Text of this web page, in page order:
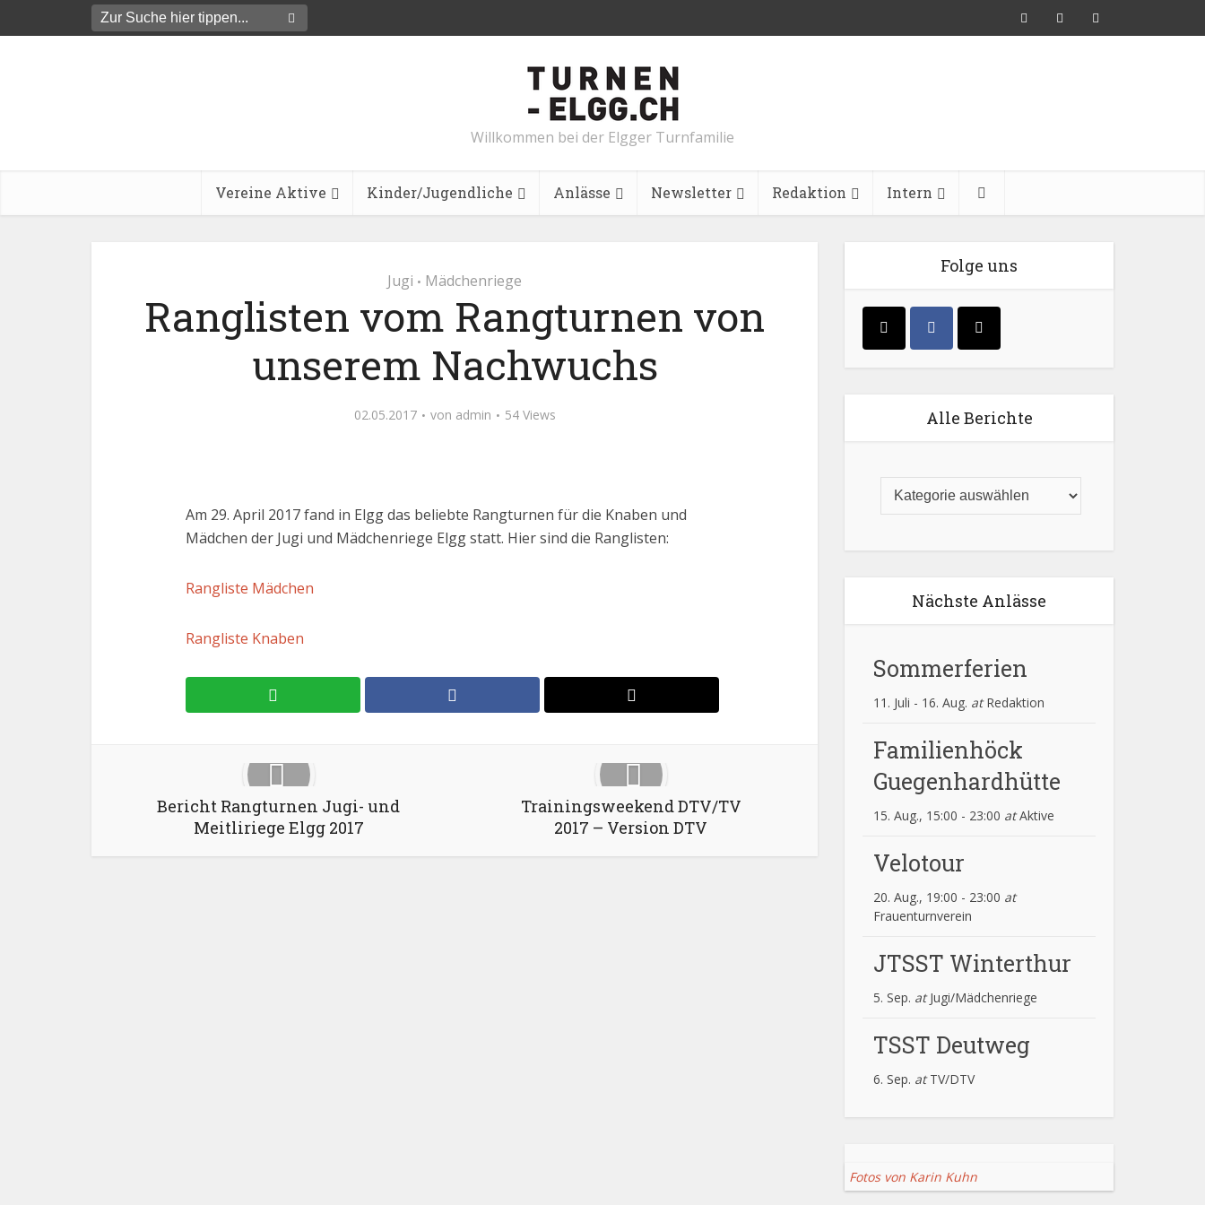
Willkommen bei der Elgger Turnfamilie
Vereine Aktive Kinder/Jugendliche Anlässe Newsletter Redaktion Intern
Jugi • Mädchenriege
Ranglisten vom Rangturnen von
unserem Nachwuchs
02.05.2017 von admin 54 Views
Am 29. April 2017 fand in Elgg das beliebte Rangturnen für die Knaben und
Mädchen der Jugi und Mädchenriege Elgg statt. Hier sind die Ranglisten:
Rangliste Mädchen
Rangliste Knaben
Bericht Rangturnen Jugi- und
Meitliriege Elgg 2017
Trainingsweekend DTV/TV
2017 – Version DTV
Folge uns
Alle Berichte
Nächste Anlässe
Sommerferien
11. Juli - 16. Aug. atRedaktion
Familienhöck
Guegenhardhütte
15. Aug., 15:00 - 23:00 atAktive
Velotour
20. Aug., 19:00 - 23:00 at
Frauenturnverein
JTSST Winterthur
5. Sep. atJugi/Mädchenriege
TSST Deutweg
6. Sep. atTV/DTV
Fotos von Karin Kuhn